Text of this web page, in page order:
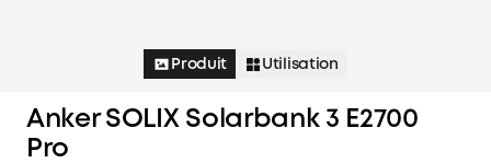
Produit Utilisation
Anker SOLIX Solarbank 3 E2700
Pro